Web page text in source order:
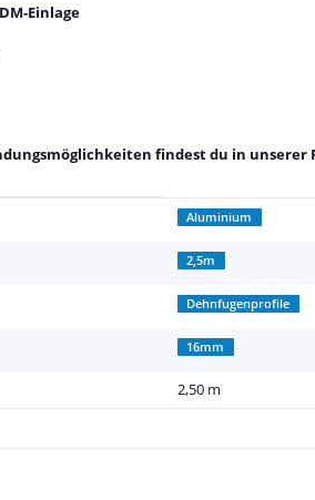
Einlage
findest du in unserer
Aluminium
2,5m
Dehnfugenprofile
16mm
2,50 m